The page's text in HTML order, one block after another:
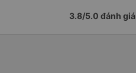
3.8/5.0 đánh giá